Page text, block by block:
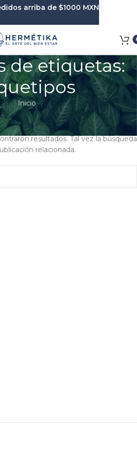
de etiquetas:
Inicio
resultados. Tal vez la búsqueda
relacionada.
arriba de $1000 MXN